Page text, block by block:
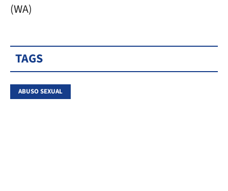
(WA)
TAGS
ABUSO SEXUAL